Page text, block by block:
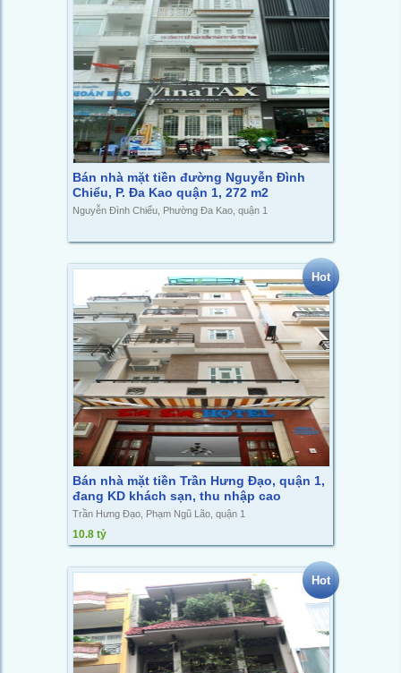
Bán nhà mặt tiền đường Nguyễn Đình
Chiểu, P. Đa Kao quận 1, 272 m2
Nguyễn Đình Chiểu, Phường Đa Kao, quận 1
Bán nhà mặt tiền Trần Hưng Đạo, quận 1,
đang KD khách sạn, thu nhập cao
Trần Hưng Đạo, Phạm Ngũ Lão, quận 1
10.8 tỷ
Hot
Hot